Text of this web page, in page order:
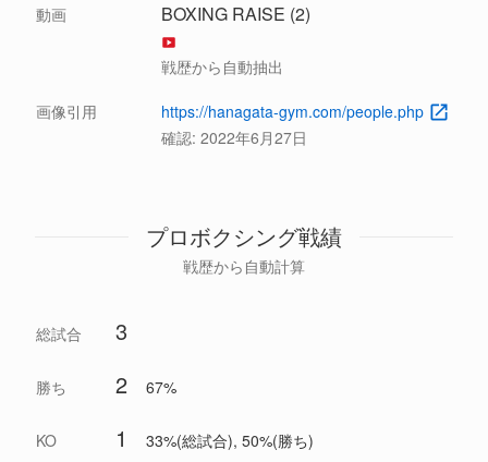
動画 BOXING RAISE (2)
戦歴から自動抽出
画像引用
https://hanagata-gym.com/people.php
確認: 2022年6月27日
プロボクシング戦績
戦歴から自動計算
総試合 3
勝ち 2 67%
KO 1 33%(総試合), 50%(勝ち)